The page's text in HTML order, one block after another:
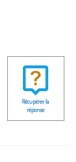
Récupérer la
réponse